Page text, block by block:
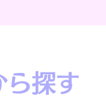
ら探す